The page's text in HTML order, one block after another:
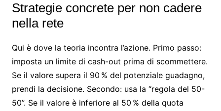
Strategie concrete per non cadere
nella rete
Qui è dove la teoria incontra l’azione. Primo passo:
imposta un limite di cash-out prima di scommettere.
Se il valore supera il 90 % del potenziale guadagno,
prendi la decisione. Secondo: usa la “regola del 50-
50”. Se il valore è inferiore al 50 % della quota